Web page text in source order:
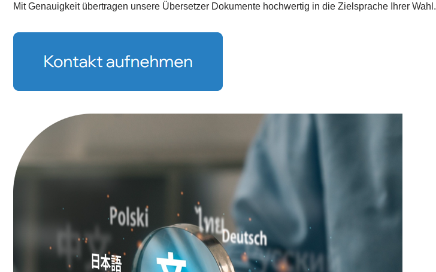
Mit Genauigkeit übertragen unsere Übersetzer Dokumente hochwertig in die Zielsprache Ihrer Wahl.